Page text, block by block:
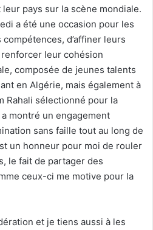
pays sur la scène mondiale.
a été une occasion pour les
d’affiner leurs
leur cohésion
composée de jeunes talents
en Algérie, mais également à
Rahali sélectionné pour la
montré un engagement
sans faille tout au long de
un honneur pour moi de rouler
le fait de partager des
ceux-ci me motive pour la
et je tiens aussi à les